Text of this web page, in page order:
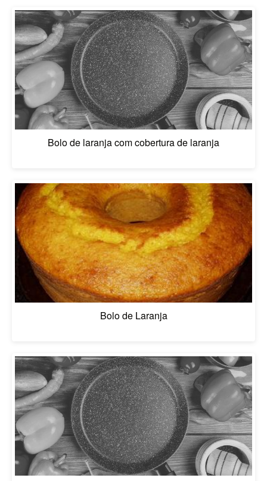
Bolo de laranja com cobertura de laranja
Bolo de Laranja